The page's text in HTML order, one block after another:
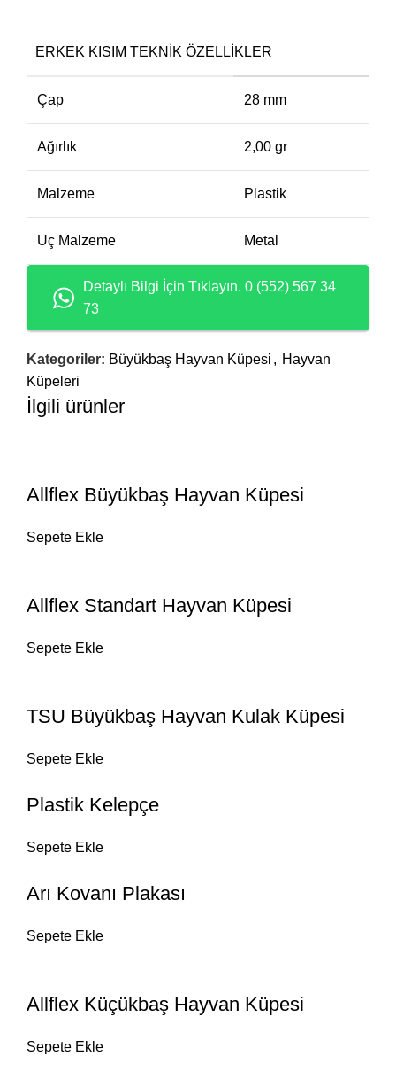
ERKEK KISIM TEKNIK ÖZELLIKLER
Çap 28 mm
Ağırlık 2,00 gr
Malzeme Plastik
Uç Malzeme Metal
Detaylı Bilgi İçin Tıklayın. 0 (552) 567 34
73
Kategoriler: Büyükbaş Hayvan Küpesi , Hayvan
Küpeleri
İlgili ürünler
Allflex Büyükbaş Hayvan Küpesi
Sepete Ekle
Allflex Standart Hayvan Küpesi
Sepete Ekle
TSU Büyükbaş Hayvan Kulak Küpesi
Sepete Ekle
Plastik Kelepçe
Sepete Ekle
Arı Kovanı Plakası
Sepete Ekle
Allflex Küçükbaş Hayvan Küpesi
Sepete Ekle